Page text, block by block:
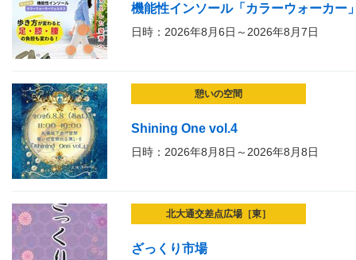
機能性インソール「カラーウォーカー
日時：2026年8月6日～2026年8月7日
憩いの空間
Shining One vol.4
日時：2026年8月8日～2026年8月8日
北大通交差点広場［東］
ざっくり市場